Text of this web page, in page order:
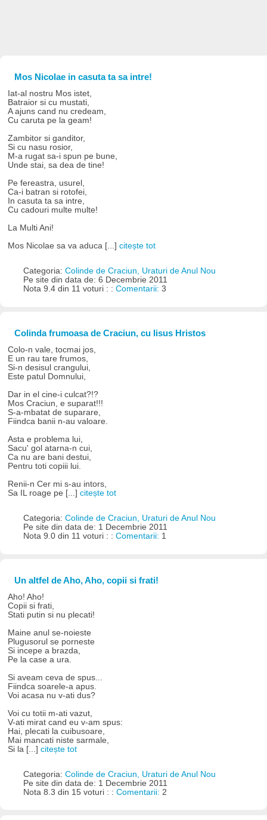
Mos Nicolae in casuta ta sa intre!
Iat-al nostru Mos istet,
Batraior si cu mustati,
A ajuns cand nu credeam,
Cu caruta pe la geam!
Zambitor si ganditor,
Si cu nasu rosior,
M-a rugat sa-i spun pe bune,
Unde stai, sa dea de tine!
Pe fereastra, usurel,
Ca-i batran si rotofei,
In casuta ta sa intre,
Cu cadouri multe multe!
La Multi Ani!
Mos Nicolae sa va aduca [...]citește tot
Categoria: Colinde de Craciun, Uraturi de Anul Nou
Pe site din data de: 6 Decembrie 2011
Nota 9.4 din 11 voturi : : Comentarii: 3
Colinda frumoasa de Craciun, cu Iisus Hristos
Colo-n vale, tocmai jos,
E un rau tare frumos,
Si-n desisul crangului,
Este patul Domnului,
Dar in el cine-i culcat?!?
Mos Craciun, e suparat!!!
S-a-mbatat de suparare,
Fiindca banii n-au valoare.
Asta e problema lui,
Sacu' gol atarna-n cui,
Ca nu are bani destui,
Pentru toti copiii lui.
Renii-n Cer mi s-au intors,
Sa IL roage pe [...]citește tot
Categoria: Colinde de Craciun, Uraturi de Anul Nou
Pe site din data de: 1 Decembrie 2011
Nota 9.0 din 11 voturi : : Comentarii: 1
Un altfel de Aho, Aho, copii si frati!
Aho! Aho!
Copii si frati,
Stati putin si nu plecati!
Maine anul se-noieste
Plugusorul se porneste
Si incepe a brazda,
Pe la case a ura.
Si aveam ceva de spus...
Fiindca soarele-a apus.
Voi acasa nu v-ati dus?
Voi cu totii m-ati vazut,
V-ati mirat cand eu v-am spus:
Hai, plecati la cuibusoare,
Mai mancati niste sarmale,
Si la [...]citește tot
Categoria: Colinde de Craciun, Uraturi de Anul Nou
Pe site din data de: 1 Decembrie 2011
Nota 8.3 din 15 voturi : : Comentarii: 2